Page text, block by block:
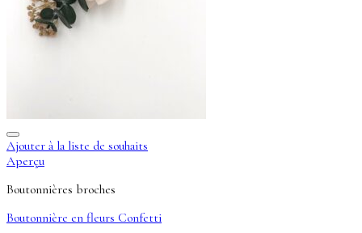
Ajouter à la liste de souhaits
Aperçu
Boutonnières broches
Boutonnière en fleurs Confetti